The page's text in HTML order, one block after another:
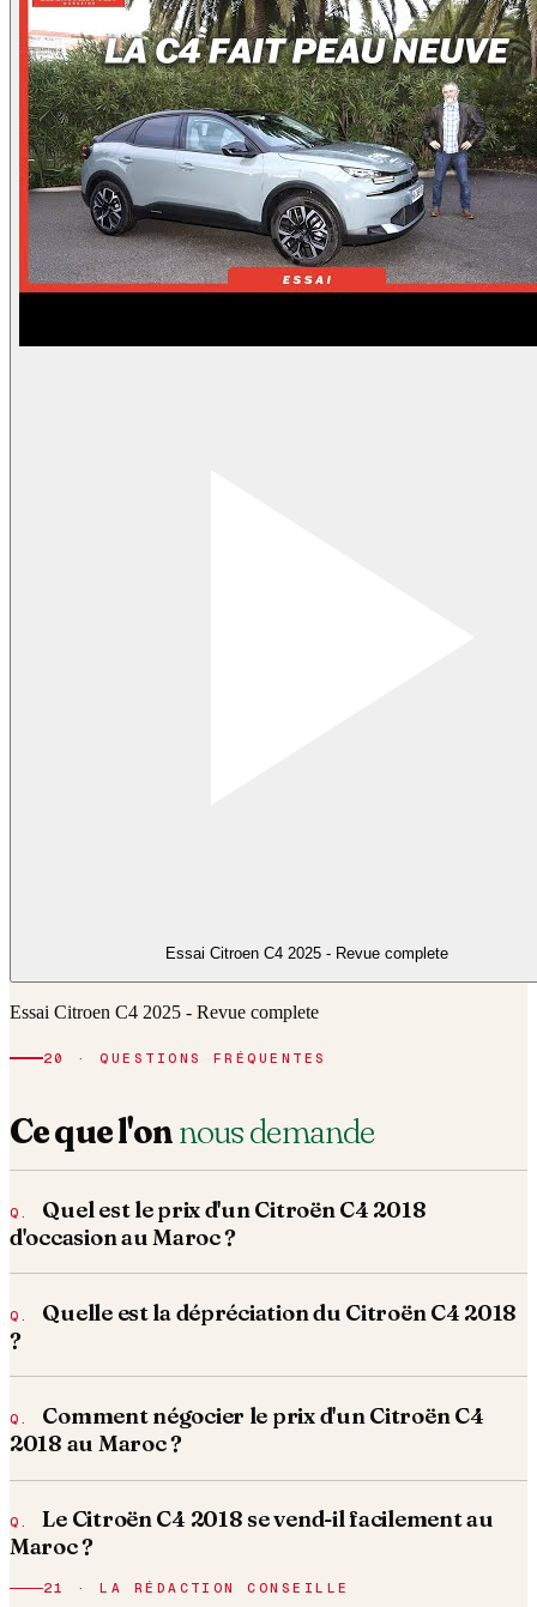
Essai Citroen C4 2025 - Revue complete
Essai Citroen C4 2025 - Revue complete
20 · QUESTIONS FRÉQUENTES
Ce que l'onnous demande
Quel est le prix d'un Citroën C4 2018
d'occasion au Maroc ?
Quelle est la dépréciation du Citroën C4 2018
?
Comment négocier le prix d'un Citroën C4
2018 au Maroc ?
Le Citroën C4 2018 se vend-il facilement au
Maroc ?
21 · LA RÉDACTION CONSEILLE